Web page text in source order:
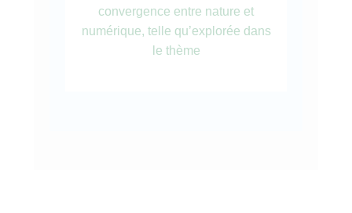
convergence entre nature et
numérique, telle qu’explorée dans
le thème